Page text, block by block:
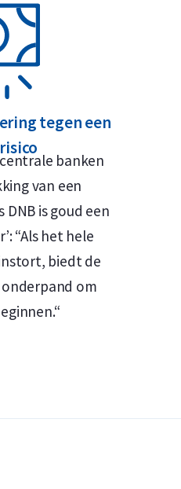
en
II (2014–
tegen een
banken
van een
DNB is goud een
“Als het hele
biedt de
om